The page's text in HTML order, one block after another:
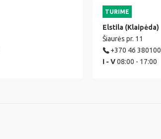
TURIME
Elstila (Klaipėda)
Šiaurės pr. 11
+370 46 380100
I - V08:00 - 17:00